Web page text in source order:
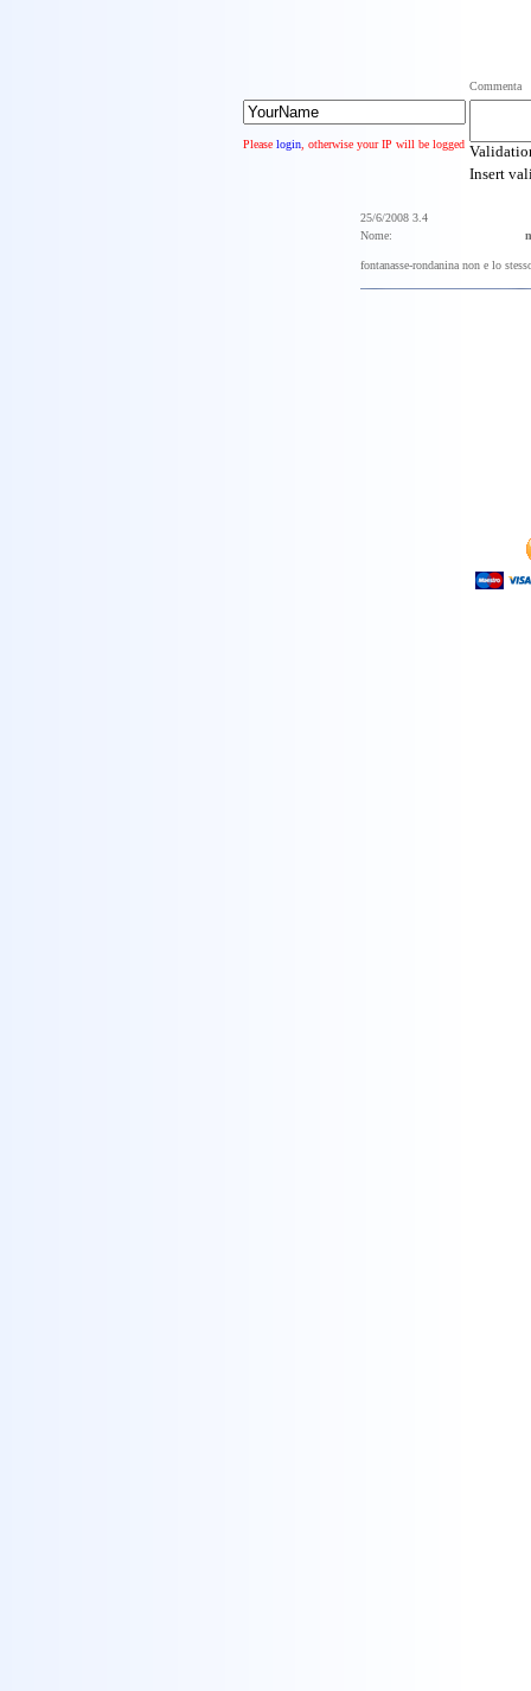
Commenta
Please login , otherwise your IP will be logged
Insert
25/6/2008 3.4
Nome:
fontanasse-rondanina non e lo